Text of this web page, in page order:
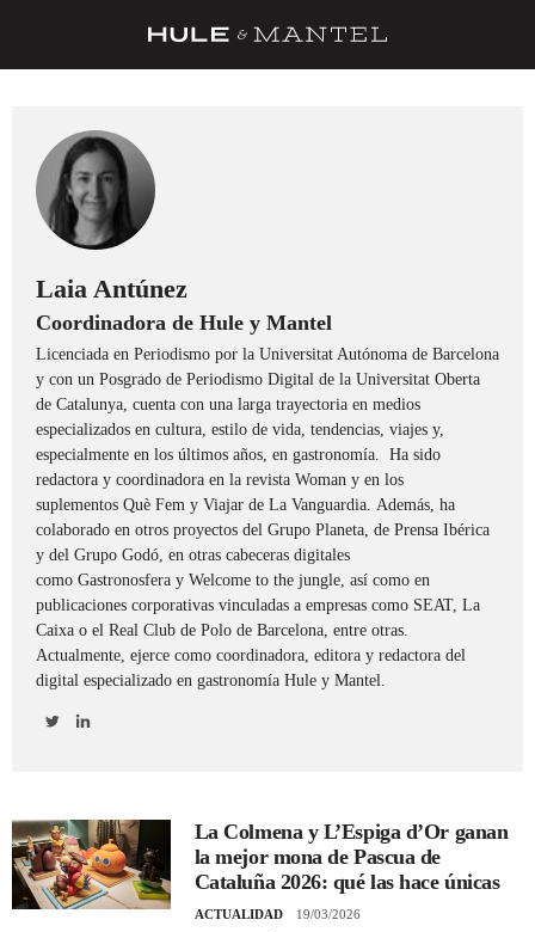
TRUCOS
DESPENSA
BARRAS Y ESTRELLAS
DÓNDE COMER
ÍDOLOS DE MESAS
CUADERNO DE VIAJE
TRADICIÓN
MENÚ DEL DÍA
A CUCHILLO
REGISTRO
INICIAR SESIÓN
Laia Antúnez
Coordinadora de Hule y Mantel
Licenciada en Periodismo por la Universitat Autónoma de Barcelona
y con un Posgrado de Periodismo Digital de la Universitat Oberta
de Catalunya, cuenta con una larga trayectoria en medios
especializados en cultura, estilo de vida, tendencias, viajes y,
especialmente en los últimos años, en gastronomía. Ha sido
redactora y coordinadora en la revista Woman y en los
suplementos Què Fem y Viajar de La Vanguardia. Además, ha
colaborado en otros proyectos del Grupo Planeta, de Prensa Ibérica
y del Grupo Godó, en otras cabeceras digitales
como Gastronosfera y Welcome to the jungle, así como en
publicaciones corporativas vinculadas a empresas como SEAT, La
Caixa o el Real Club de Polo de Barcelona, entre otras.
Actualmente, ejerce como coordinadora, editora y redactora del
digital especializado en gastronomía Hule y Mantel.
La Colmena y L’Espiga d’Or ganan
la mejor mona de Pascua de
Cataluña 2026: qué las hace únicas
ACTUALIDAD 19/03/2026